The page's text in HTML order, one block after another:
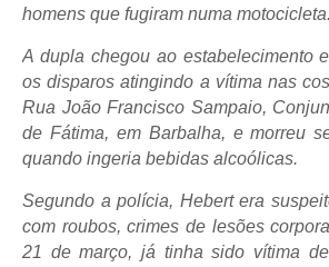
homens que fugiram numa motocicleta.
A dupla chegou ao estabelecimento
os disparos atingindo a vítima nas
Rua João Francisco Sampaio,
de Fátima, em Barbalha, e morreu
quando ingeria bebidas alcoólicas.
Segundo a polícia, Hebert era
com roubos, crimes de lesões
21 de março, já tinha sido vítima